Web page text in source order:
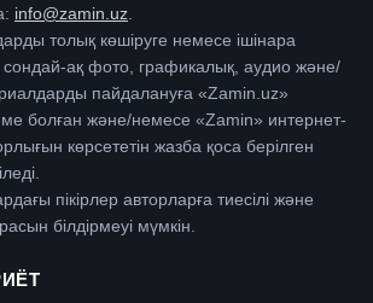
info@zamin.uz
толық көшіруге немесе ішінара
сондай-ақ фото, графикалық, аудио және/
пайдалануға «Zamin.uz»
болған және/немесе «Zamin» интернет-
көрсететін жазба қоса берілген
пікірлер авторларға тиесілі және
білдірмеуі мүмкін.